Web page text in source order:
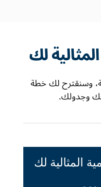
لك
وسنقترح لك خطة
وجدولك.